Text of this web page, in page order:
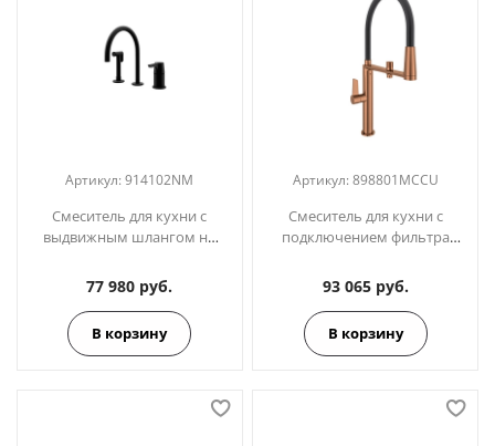
Артикул:914102NM
Cмеситель для кухни с
выдвижным шлангом на
914102NM чёрный
77 980 руб.
В корзину
Артикул: 898801MCCU
Смеситель для кухни с
подключением фильтра
держателем KITCHEN
898801MCCUС медь
93 065 руб.
В корзину